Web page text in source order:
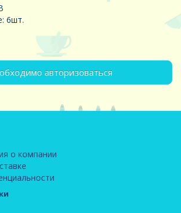
6шт.
авторизоваться
о компании